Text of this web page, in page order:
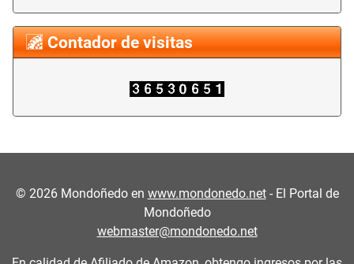
Contador de visitas
© 2026Mondoñedo en www.mondonedo.net- El Portal de
Mondoñedo
webmaster@mondonedo.net